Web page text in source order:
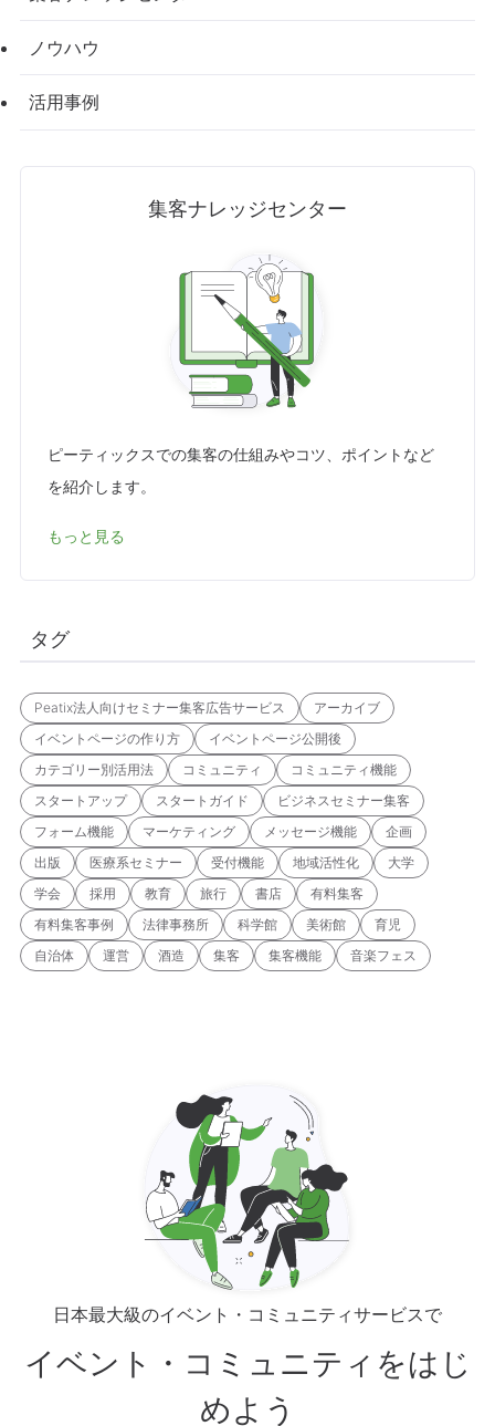
ノウハウ
活用事例
集客ナレッジセンター
ピーティックスでの集客の仕組みやコツ、ポイントなど
を紹介します。
もっと見る
タグ
Peatix法人向けセミナー集客広告サービス
アーカイブ
イベントページの作り方
イベントページ公開後
カテゴリー別活用法
コミュニティ
コミュニティ機能
スタートアップ
スタートガイド
ビジネスセミナー集客
フォーム機能
マーケティング メッセージ機能
企画
出版
医療系セミナー 受付機能 地域活性化
大学
学会
採用 教育 旅行 書店
有料集客
有料集客事例
法律事務所 科学館 美術館
育児
自治体
運営 酒造 集客 集客機能 音楽フェス
日本最大級のイベント・コミュニティサービスで
イベント・コミュニティをはじ
めよう